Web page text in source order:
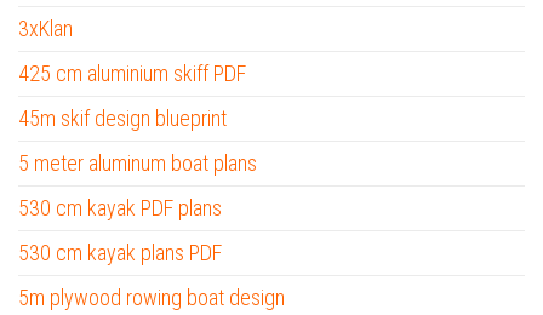
3xKlan
425 cm aluminium skiff PDF
45m skif design blueprint
5 meter aluminum boat plans
530 cm kayak PDF plans
530 cm kayak plans PDF
5m plywood rowing boat design